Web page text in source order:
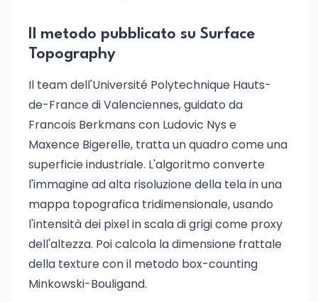
Il metodo pubblicato su Surface
Topography
Il team dell'Université Polytechnique Hauts-
de-France di Valenciennes, guidato da
Francois Berkmans con Ludovic Nys e
Maxence Bigerelle, tratta un quadro come una
superficie industriale. L'algoritmo converte
l'immagine ad alta risoluzione della tela in una
mappa topografica tridimensionale, usando
l'intensità dei pixel in scala di grigi come proxy
dell'altezza. Poi calcola la dimensione frattale
della texture con il metodo box-counting
Minkowski-Bouligand.